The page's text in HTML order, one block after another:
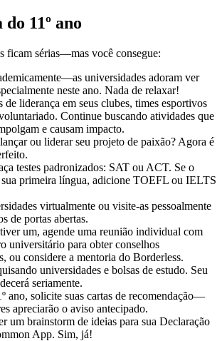
11º ano
ficam sérias—mas você consegue:
universidades adoram ver
neste ano. Nada de relaxar!
de liderança em seus clubes, times esportivos
Continue buscando atividades que
e causam impacto.
ou liderar seu projeto de paixão? Agora é
testes padronizados: SAT ou ACT. Se o
primeira língua, adicione TOEFL ou IELTS
virtualmente ou visite-as pessoalmente
de portas abertas.
tiver um, agende uma reunião individual com
universitário para obter conselhos
ou considere a mentoria do Borderless.
universidades e bolsas de estudo. Seu
seriamente.
ano, solicite suas cartas de recomendação—
apreciarão o aviso antecipado.
um brainstorm de ideias para sua Declaração
App. Sim, já!